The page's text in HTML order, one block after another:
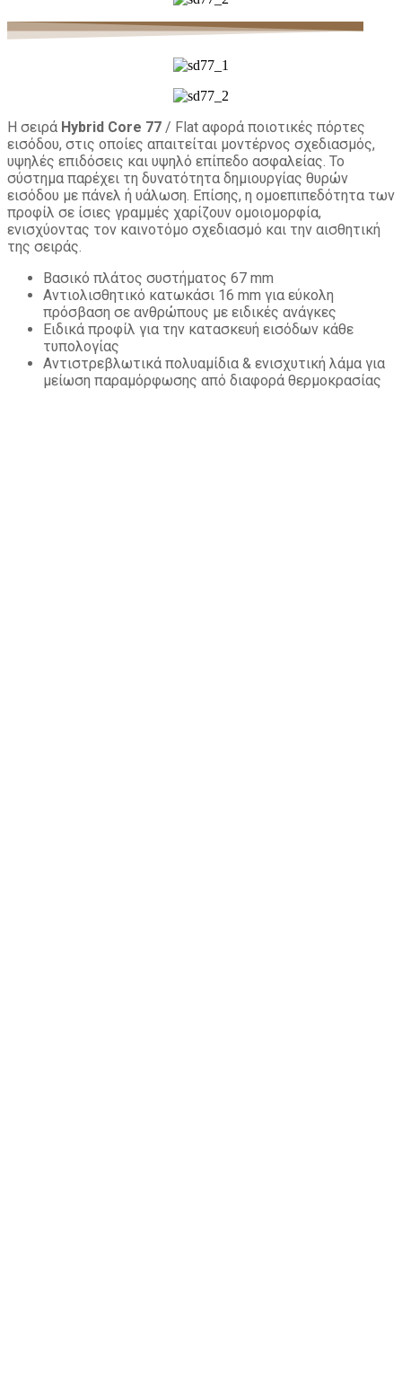
Η σειρά Hybrid Core 77 / Flat αφορά ποιοτικές πόρτες
εισόδου, στις οποίες απαιτείται μοντέρνος σχεδιασμός,
υψηλές επιδόσεις και υψηλό επίπεδο ασφαλείας. Το
σύστημα παρέχει τη δυνατότητα δημιουργίας θυρών
εισόδου με πάνελ ή υάλωση. Επίσης, η ομοεπιπεδότητα των
προφίλ σε ίσιες γραμμές χαρίζουν ομοιομορφία,
ενισχύοντας τον καινοτόμο σχεδιασμό και την αισθητική
της σειράς.
Βασικό πλάτος συστήματος 67 mm
Αντιολισθητικό κατωκάσι 16 mm για εύκολη
πρόσβαση σε ανθρώπους με ειδικές ανάγκες
Ειδικά προφίλ για την κατασκευή εισόδων κάθε
τυπολογίας
Αντιστρεβλωτικά πολυαμίδια & ενισχυτική λάμα για
μείωση παραμόρφωσης από διαφορά θερμοκρασίας